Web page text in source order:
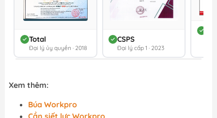
Total
Đại lý ủy quyền · 2018
CSPS
Đại lý cấp 1 · 2023
Xem thêm:
Búa Workpro
Cần siết lực Workpro